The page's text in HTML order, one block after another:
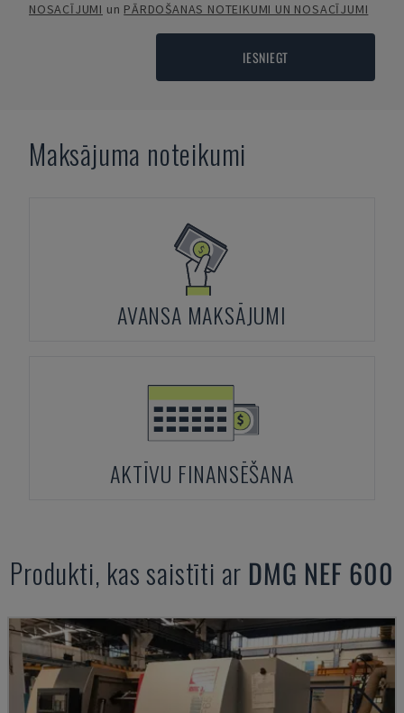
NOSACĪJUMI un PĀRDOŠANAS NOTEIKUMI UN NOSACĪJUMI
IESNIEGT
Maksājuma noteikumi
AVANSA MAKSĀJUMI
AKTĪVU FINANSĒŠANA
Produkti, kas saistīti ar DMG NEF 600